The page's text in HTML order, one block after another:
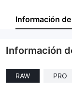
Empleado de la
Información
Información
RAW PRO